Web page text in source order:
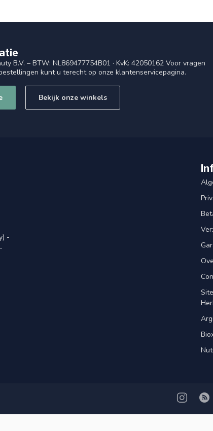
B.V. – BTW: NL869477754B01 · KvK: 42050162 Voor vragen
kunt u terecht op onze klantenservicepagina.
Bekijk onze winkels
-